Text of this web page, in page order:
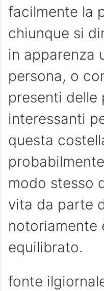
facilmente la
chiunque si
in apparenza
persona, o
presenti delle
interessanti
questa
modo stesso
vita da parte
notoriamente
equilibrato.
fonte